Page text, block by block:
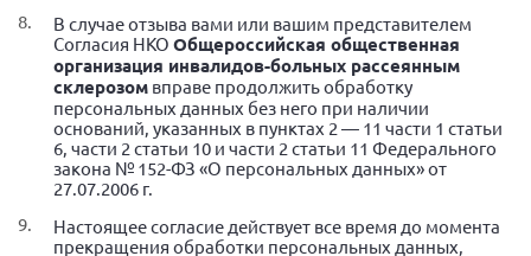
Пятый съезд
Шестой съезд
ОФ «Фонд содействия больным рассеянным
склерозом»
Новости: Казахстан
Письма и официальные ответы
Нормативно-правовые документы
В случае отзыва вами или вашим представителем
Согласия НКО Общероссийская общественная
организация инвалидов-больных рассеянным
склерозом вправе продолжить обработку
персональных данных без него при наличии
оснований, указанных в пунктах 2 — 11 части 1 статьи
6, части 2 статьи 10 и части 2 статьи 11 Федерального
закона № 152-ФЗ «О персональных данных» от
27.07.2006 г.
Настоящее согласие действует все время до момента
прекращения обработки персональных данных,